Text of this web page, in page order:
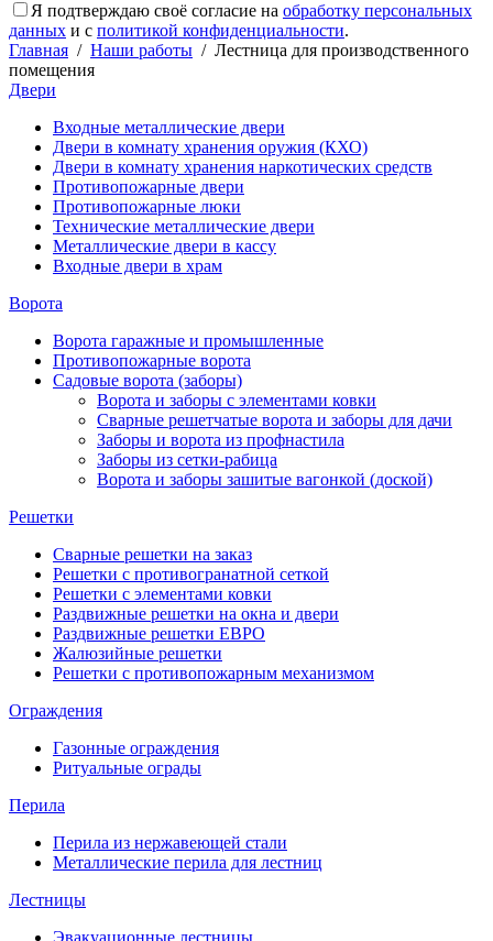
Я подтверждаю своё согласие на обработку персональных
данных и с политикой конфиденциальности.
Главная / Наши работы / Лестница для производственного
помещения
Двери
Входные металлические двери
Двери в комнату хранения оружия (КХО)
Двери в комнату хранения наркотических средств
Противопожарные двери
Противопожарные люки
Технические металлические двери
Металлические двери в кассу
Входные двери в храм
Ворота
Ворота гаражные и промышленные
Противопожарные ворота
Садовые ворота (заборы)
Ворота и заборы с элементами ковки
Сварные решетчатые ворота и заборы для дачи
Заборы и ворота из профнастила
Заборы из сетки-рабица
Ворота и заборы зашитые вагонкой (доской)
Решетки
Сварные решетки на заказ
Решетки с противогранатной сеткой
Решетки с элементами ковки
Раздвижные решетки на окна и двери
Раздвижные решетки ЕВРО
Жалюзийные решетки
Решетки с противопожарным механизмом
Ограждения
Газонные ограждения
Ритуальные ограды
Перила
Перила из нержавеющей стали
Металлические перила для лестниц
Лестницы
Эвакуационные лестницы